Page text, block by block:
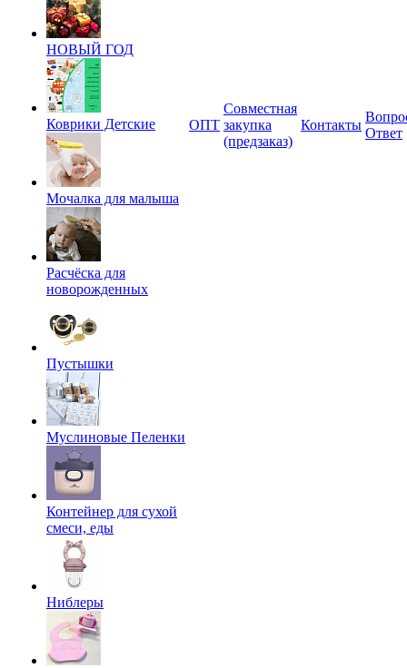
НОВЫЙ ГОД
Коврики Детские
Мочалка для малыша
Расчёска для
новорожденных
Пустышки
Муслиновые Пеленки
Контейнер для сухой
смеси, еды
Ниблеры
ОПТ
Совместная
закупка
(предзаказ)
Контакты
Ответ